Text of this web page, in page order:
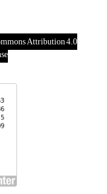
Attribution 4.0